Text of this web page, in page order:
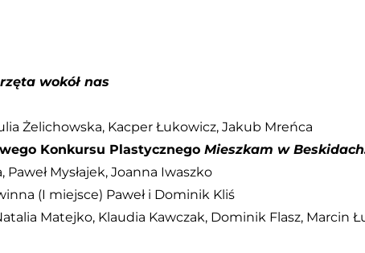
wokół nas
Żelichowska, Kacper Łukowicz, Jakub Mreńca
Konkursu Plastycznego Mieszkam w
Mysłajek, Joanna Iwaszko
(I miejsce) Paweł i Dominik Kliś
Matejko, Klaudia Kawczak, Dominik Flasz, Marcin